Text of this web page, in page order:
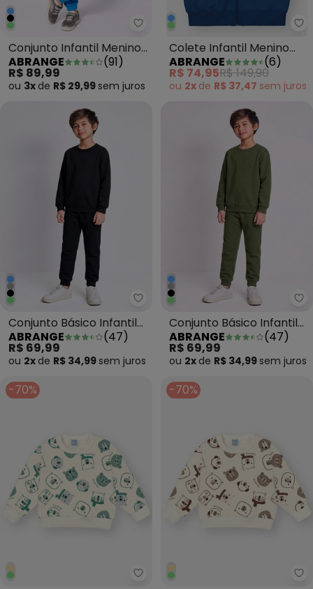
Abrange - Conjunto Infantil
Conjunto Infantil Menino
em Moletom Azul
ABRANGE (91)
R$ 89,99
ou 3x de R$ 29,99 sem juros
Colete Infantil Menino
Brave Azul
ABRANGE (6)
R$ 74,95R$ 149,90
ou 2x de R$ 37,47 sem juros
Abrange - Conjunto Básico
Conjunto Básico Infantil
Menino Preto
ABRANGE (47)
R$ 69,99
ou 2x de R$ 34,99 sem juros
Conjunto Básico Infantil
Menino Verde Musgo
ABRANGE (47)
R$ 69,99
ou 2x de R$ 34,99 sem juros
-70%
Abrange - Blusão Bebê Menino
-70%